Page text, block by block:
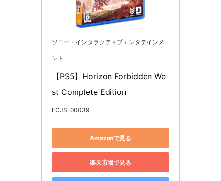
ソニー・インタラクティブエンタテインメ
ント
【PS5】Horizon Forbidden We
st Complete Edition
ECJS-00039
Amazonで見る
楽天市場で見る